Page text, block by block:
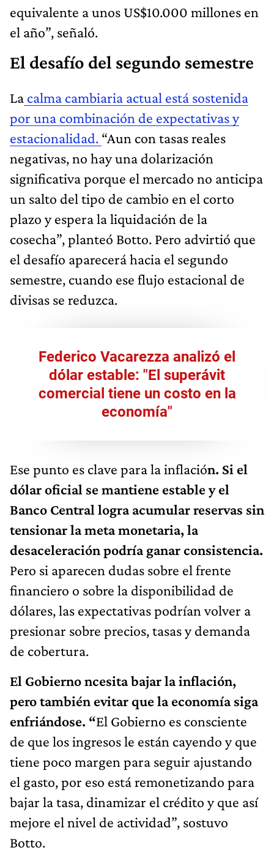
equivalente a unos US$10.000 millones en
el año”, señaló.
El desafío del segundo semestre
La calma cambiaria actual está sostenida
por una combinación de expectativas y
estacionalidad. “Aun con tasas reales
negativas, no hay una dolarización
significativa porque el mercado no anticipa
un salto del tipo de cambio en el corto
plazo y espera la liquidación de la
cosecha”, planteó Botto. Pero advirtió que
el desafío aparecerá hacia el segundo
semestre, cuando ese flujo estacional de
divisas se reduzca.
Federico Vacarezza analizó el
dólar estable: "El superávit
comercial tiene un costo en la
economía"
Ese punto es clave para la inflación. Si el
dólar oficial se mantiene estable y el
Banco Central logra acumular reservas sin
tensionar la meta monetaria, la
desaceleración podría ganar consistencia.
Pero si aparecen dudas sobre el frente
financiero o sobre la disponibilidad de
dólares, las expectativas podrían volver a
presionar sobre precios, tasas y demanda
de cobertura.
El Gobierno ncesita bajar la inflación,
pero también evitar que la economía siga
enfriándose. “El Gobierno es consciente
de que los ingresos le están cayendo y que
tiene poco margen para seguir ajustando
el gasto, por eso está remonetizando para
bajar la tasa, dinamizar el crédito y que así
mejore el nivel de actividad”, sostuvo
Botto.